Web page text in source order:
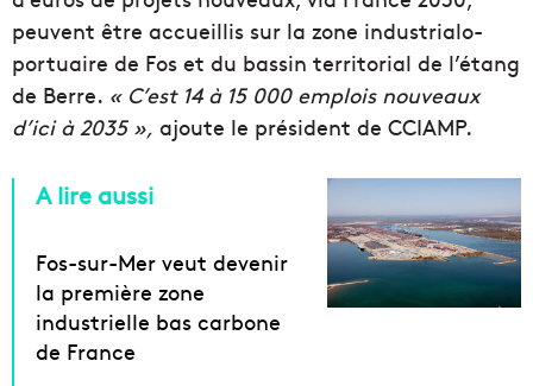
peuvent être accueillis sur la zone industrialo-
portuaire de Fos et du bassin territorial de l’étang
de Berre. « C’est 14 à 15 000 emplois nouveaux
d’ici à 2035 », ajoute le président de CCIAMP.
A lire aussi
Fos-sur-Mer veut devenir
la première zone
industrielle bas carbone
de France